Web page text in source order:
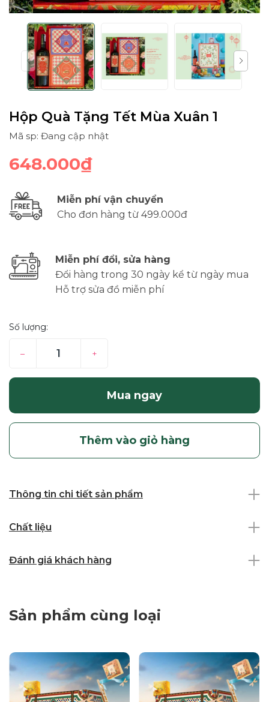
Hộp Quà Tặng Tết Mùa Xuân 1
Mã sp: Đang cập nhật
648.000₫
Miễn phí vận chuyển
Cho đơn hàng từ 499.000đ
Miễn phí đổi, sửa hàng
Đổi hàng trong 30 ngày kể từ ngày mua
Hỗ trợ sửa đồ miễn phí
Số lượng:
– +
Mua ngay
Thêm vào giỏ hàng
Thông tin chi tiết sản phẩm
Chất liệu
Đánh giá khách hàng
Sản phẩm cùng loại